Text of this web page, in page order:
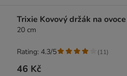
Trixie Kovový držák na ovoce
20 cm
46 Kč
Rating: 4.3/5 (11)